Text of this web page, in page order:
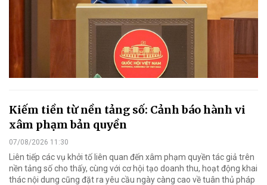
Kiếm tiền từ nền tảng số: Cảnh báo hành vi
xâm phạm bản quyền
07/08/2026 11:30
Liên tiếp các vụ khởi tố liên quan đến xâm phạm quyền tác giả trên
nền tảng số cho thấy, cùng với cơ hội tạo doanh thu, hoạt động khai
thác nội dung cũng đặt ra yêu cầu ngày càng cao về tuân thủ pháp